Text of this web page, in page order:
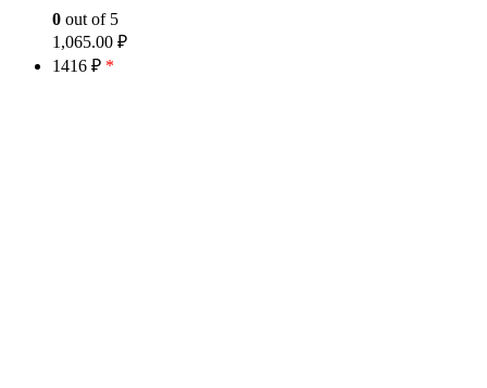
0 out of 5
1,065.00 ₽
1416 ₽ *